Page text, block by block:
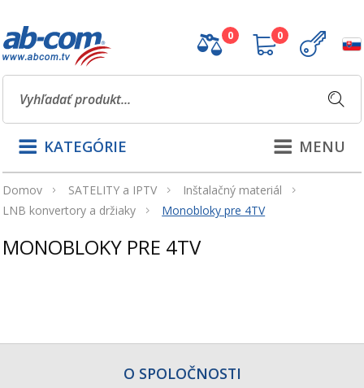
0 0
MENU
KATEGÓRIE
Domov SATELITY a IPTV
Inštalačný materiál
LNB konvertory a držiaky
Monobloky pre 4TV
MONOBLOKY PRE 4TV
O SPOLOČNOSTI